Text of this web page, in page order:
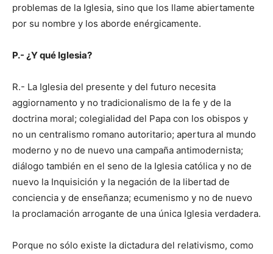
problemas de la Iglesia, sino que los llame abiertamente
por su nombre y los aborde enérgicamente.
P.- ¿Y qué Iglesia?
R.- La Iglesia del presente y del futuro necesita
aggiornamento y no tradicionalismo de la fe y de la
doctrina moral; colegialidad del Papa con los obispos y
no un centralismo romano autoritario; apertura al mundo
moderno y no de nuevo una campaña antimodernista;
diálogo también en el seno de la Iglesia católica y no de
nuevo la Inquisición y la negación de la libertad de
conciencia y de enseñanza; ecumenismo y no de nuevo
la proclamación arrogante de una única Iglesia verdadera.
Porque no sólo existe la dictadura del relativismo, como